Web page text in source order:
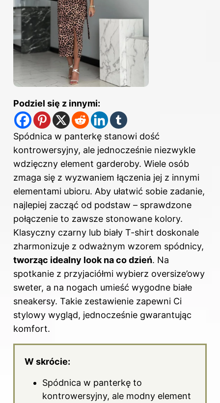
Podziel się z innymi:
Spódnica w panterkę stanowi dość
kontrowersyjny, ale jednocześnie niezwykle
wdzięczny element garderoby. Wiele osób
zmaga się z wyzwaniem łączenia jej z innymi
elementami ubioru. Aby ułatwić sobie zadanie,
najlepiej zacząć od podstaw – sprawdzone
połączenie to zawsze stonowane kolory.
Klasyczny czarny lub biały T-shirt doskonale
zharmonizuje z odważnym wzorem spódnicy,
tworząc idealny look na co dzień. Na
spotkanie z przyjaciółmi wybierz oversize’owy
sweter, a na nogach umieść wygodne białe
sneakersy. Takie zestawienie zapewni Ci
stylowy wygląd, jednocześnie gwarantując
komfort.
W skrócie:
Spódnica w panterkę to
kontrowersyjny, ale modny element